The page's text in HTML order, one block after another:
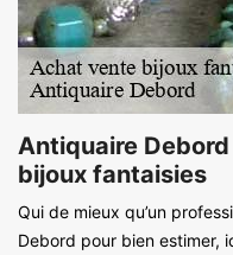
Antiquaire
bijoux fantaisies
Qui de mieux qu’un
Debord pour bien estimer,